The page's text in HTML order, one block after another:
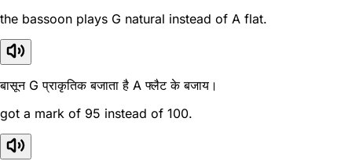
the bassoon plays G natural instead of A flat.
बासून G प्राकृतिक बजाता है A फ्लैट के बजाय।
got a mark of 95 instead of 100.